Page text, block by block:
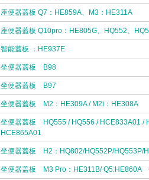
座便器蓋板 Q7：HE859A、M3：HE311A
座便器蓋板 Q10pro：HE805G、HQ552、
智能蓋板 ：HE937E
坐便器蓋板 B98
坐便器蓋板 B97
坐便器蓋板 M2：HE309A / M2i：HE308A
坐便器蓋板 HQ555 / HQ556 / HCE833A01 /
HCE865A01
坐便器蓋板 H2：HQ802/HQ552P/HQ553P/
坐便器盖板 M3 Pro：HE311B/ Q5:HE860A